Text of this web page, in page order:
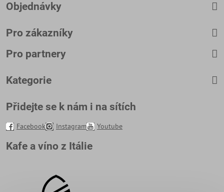
Objednávky
Pro zákazníky
Pro partnery
Kategorie
Přidejte se k nám i na sítích
Facebook Instagram Youtube
Kafe a víno z Itálie